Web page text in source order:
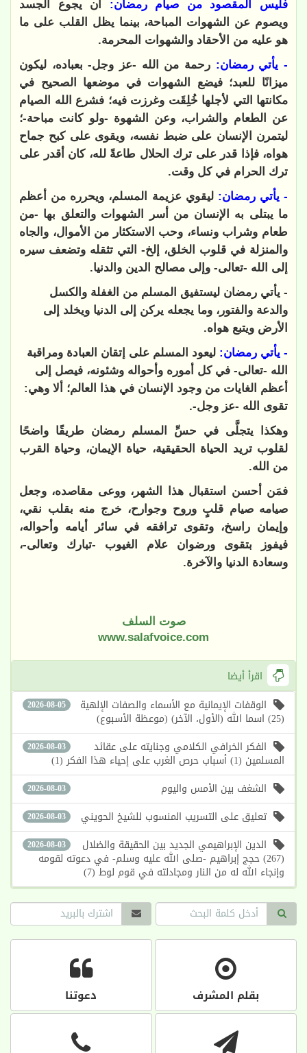
فليس المقصود من صيام رمضان: أن يجوع الجسد
ويصوم عن الشهوات المباحة، بينما يظل القلب على ما
هو عليه من الأحقاد والشهوات المحرمة.
- يأتي رمضان: رحمة من الله -عز وجل- بعباده، ليكون
ميزانًا للعبد؛ فيضع الشهوات في موضعها الصحيح في
مكانتها التي لأجلها خُلِقَت وغرزت فيه؛ فشرع الله الصيام
عن الطعام والشراب، وعن الشهوة -ولو كانت مباحة-؛
ليتمرن الإنسان على ضبط نفسه، ويقوى على كبح جماح
هواه، فإذا قدر على ترك الحلال طاعةً لله، كان أقدر على
ترك الحرام في كل وقت.
- يأتي رمضان: ليقوي عزيمة المسلم، ويحرره من أعظم
ما يبتلى به الإنسان من أسر الشهوات والتعلق بها -من
طعام وشراب ونساء، وحب الاستكثار من الأموال، والجاه
والمنزلة في قلوب الخلق، إلخ- التي تثقله وتضعف سيره
إلى الله -تعالى- وإلى مصالح الدين والدنيا.
- يأتي رمضان ليستفيق المسلم من الغفلة والكسل
والدعة والفتور، وما يجعله يركن إلى الدنيا ويخلد إلى
الأرض ويتبع هواه.
- يأتي رمضان: ليعود المسلم على إتقان العبادة ومراقبة
الله -تعالى- في كل أموره وأحواله وشئونه، فيصل إلى
أعظم الغايات من وجود الإنسان في هذا العالم؛ ألا وهي:
تقوى الله -عز وجل-.
وهكذا يتجلَّى في حسِّ المسلم رمضان طريقًا واضحًا
لقلوب تريد الحياة الحقيقية، حياة الإيمان، وحياة القرب
من الله.
فمَن أحسن استقبال هذا الشهر، ووعى مقاصده، وجعل
صيامه صيام قلبٍ وروح وجوارح، خرج منه بقلب نقي،
وإيمان راسخ، وتقوى ترافقه في سائر أيامه وأحواله،
فيفوز بتقوى ورضوان علام الغيوب -تبارك وتعالى-،
وسعادة الدنيا والآخرة.
صوت السلف
www.salafvoice.com
اقرأ أيضا
2026-08-05 الوقفات الإيمانية مع الأسماء والصفات الإلهية
(25) اسما الله (الأول، الآخر) (موعظة الأسبوع)
2026-08-03 الفكر الخرافي الكلامي وجنايته على عقائد
المسلمين (1) أسباب حرص الغرب على إحياء هذا الفكر (1)
2026-08-03 الشغف بين الأمس واليوم
2026-08-03 تعليق على التسريب المنسوب للشيخ الحويني
2026-08-03 الدين الإبراهيمي الجديد بين الحقيقة والضلال
(267) حجج إبراهيم -صلى الله عليه وسلم- في دعوته لقومه
وإنجاء الله له من النار ومجادلته في قوم لوط (7)
بقلم المشرف دعوتنا